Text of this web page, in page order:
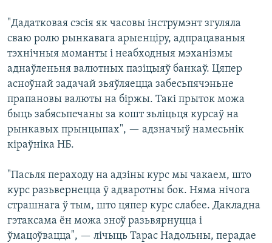
"Дадатковая сэсія як часовы інструмэнт згуляла
сваю ролю рынкавага арыенціру, адпрацаваныя
тэхнічныя моманты і неабходныя мэханізмы
аднаўленьня валютных пазіцыяў банкаў. Цяпер
асноўнай задачай зьяўляецца забесьпячэньне
прапановы валюты на біржы. Такі прыток можа
быць забясьпечаны за кошт зьліцьця курсаў на
рынкавых прынцыпах", — адзначыў намесьнік
кіраўніка НБ.
"Пасьля пераходу на адзіны курс мы чакаем, што
курс разьвернецца ў адваротны бок. Няма нічога
страшнага ў тым, што цяпер курс слабее. Дакладна
гэтаксама ён можа зноў разьвярнуцца і
ўмацоўвацца", — лічыць Тарас Надольны, перадае